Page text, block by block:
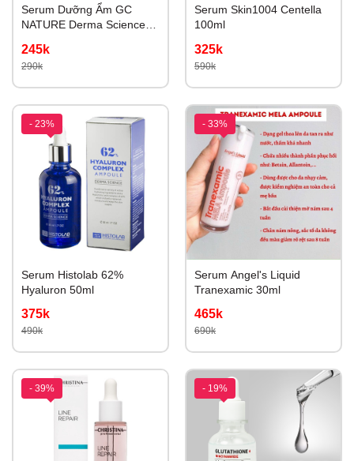
Serum Dưỡng Ẩm GC
NATURE Derma Science
245k
290k
Serum Skin1004 Centella
100ml
325k
590k
- 23%
Serum Histolab 62%
Hyaluron 50ml
375k
490k
- 33%
Serum Angel's Liquid
Tranexamic 30ml
465k
690k
- 39% - 19%